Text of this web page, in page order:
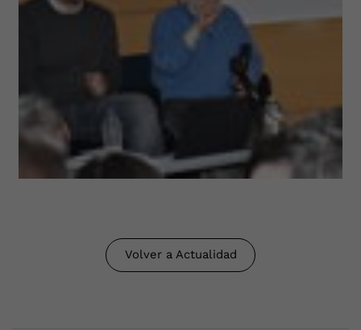
Volver a Actualidad